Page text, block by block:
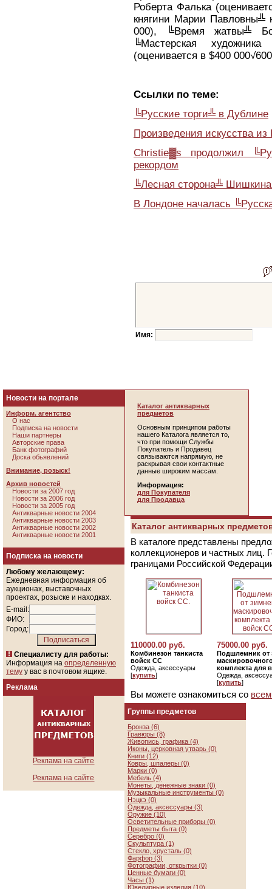
Роберта Фалька
княгини Марии Павловны╩
000), ╚Время жатвы╩
╚Мастерская
(оценивается в $400
Ссылки по теме:
╚Русские торги╩ в Дублине
Произведения искусства
Christie▓s продолжил
рекордом
╚Лесная сторона╩
В Лондоне началась
Имя:
Новости на портале
Информ. агентство
О нас
Подписка на новости
Наши партнеры
Авторские права
Банк фотографий
Доска обьявлений
Внимание, розыск!
Архив новостей
Новости за 2007 год
Новости за 2006 год
Новости за 2005 год
Антикварные новости 2004
Антикварные новости 2003
Антикварные новости 2002
Антикварные новости 2001
Подписка на новости
Любому желающему:
Ежедневная информация об
аукционах, выставочных
проектах, розыске и находках.
E-mail:
ФИО:
Город:
Специалисту для работы:
Информация на определенную
тему у вас в почтовом ящике.
Реклама
Реклама на сайте
Реклама на сайте
Каталог антикварных
предметов
Основным принципом работы
нашего Каталога является то,
что при помощи Службы
Покупатель и Продавец
связываются напрямую, не
раскрывая свои контактные
данные широким массам.
Информация:
для Покупателя
для Продавца
Каталог антикварных
В каталоге представлены
коллекционеров и частных лиц.
границами Российской
110000.00 руб.
Комбинезон танкиста
войск СС
Одежда, аксессуары
[купить]
75000.00 руб.
Подшлемник от
комплекта для
Одежда,
[купить]
Вы можете ознакомиться со
Группы предметов
Бронза (6)
Гравюры (8)
Живопись, графика (4)
Иконы, церковная утварь (0)
Книги (12)
Ковры, шпалеры (0)
Марки (0)
Мебель (4)
Монеты, денежные знаки (0)
Музыкальные инструменты (0)
Нэцкэ (0)
Одежда, аксессуары (3)
Оружие (10)
Осветительные приборы (0)
Предметы быта (0)
Серебро (0)
Скульптура (1)
Стекло, хрусталь (0)
Фарфор (3)
Фотографии, открытки (0)
Ценные бумаги (0)
Часы (1)
Ювелирные изделия (10)